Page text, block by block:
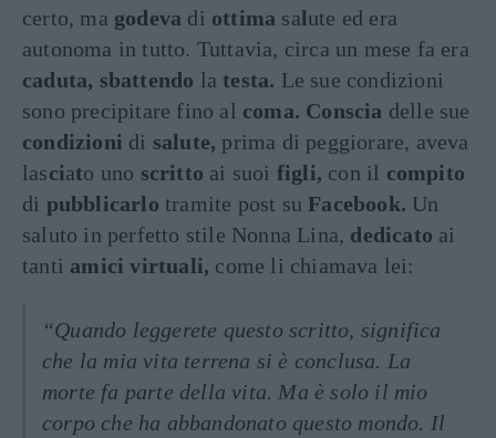
certo, ma godeva di ottima salute ed era
autonoma in tutto. Tuttavia, circa un mese fa era
caduta, sbattendo latesta. Le sue condizioni
sono precipitare fino al coma. Conscia delle sue
condizioni di salute, prima di peggiorare, aveva
lasciato uno scritto ai suoi figli, con il compito
di pubblicarlo tramite post suFacebook. Un
saluto in perfetto stile Nonna Lina, dedicato ai
tanti amici virtuali, come li chiamava lei:
“Quando leggerete questo scritto, significa
che la mia vita terrena si è conclusa. La
morte fa parte della vita. Ma è solo il mio
corpo che ha abbandonato questo mondo. Il